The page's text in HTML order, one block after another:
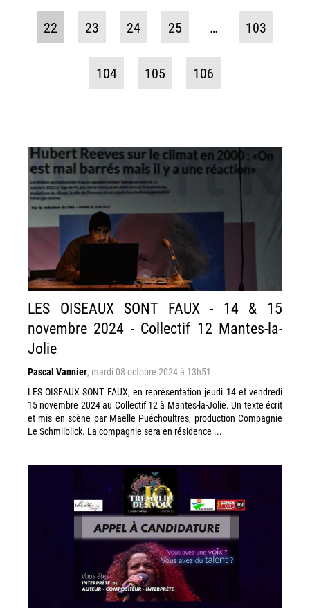
22 23 24 25 … 103
104 105 106
LES OISEAUX SONT FAUX - 14 & 15
novembre 2024 - Collectif 12 Mantes-la-
Jolie
Pascal Vannier, mardi 08 octobre 2024 à 13h51
LES OISEAUX SONT FAUX, en représentation jeudi 14 et vendredi
15 novembre 2024 au Collectif 12 à Mantes-la-Jolie. Un texte écrit
et mis en scène par Maëlle Puéchoultres, production Compagnie
Le Schmilblick. La compagnie sera en résidence ...